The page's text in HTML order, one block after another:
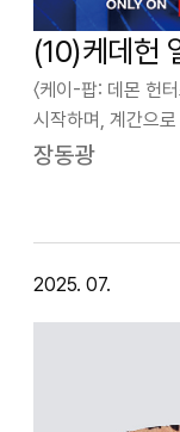
(10)케데헌
〈케이-팝: 데몬 헌
시작하며, 계간으
하겠다는 중의적 의
장동광
2025. 07.